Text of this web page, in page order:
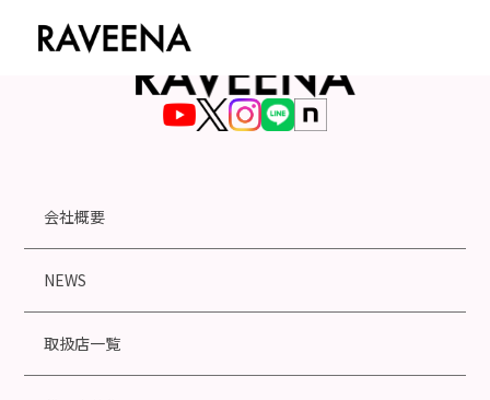
会社概要
NEWS
取扱店一覧